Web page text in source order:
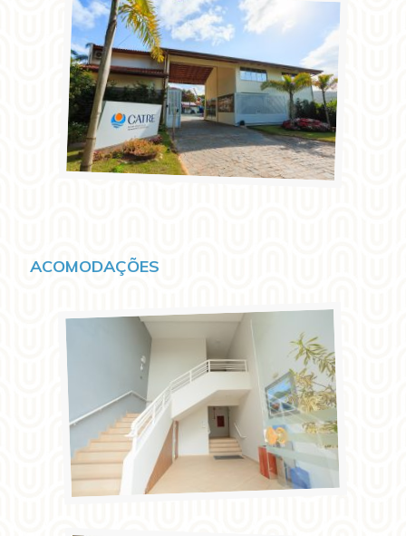
ACOMODAÇÕES